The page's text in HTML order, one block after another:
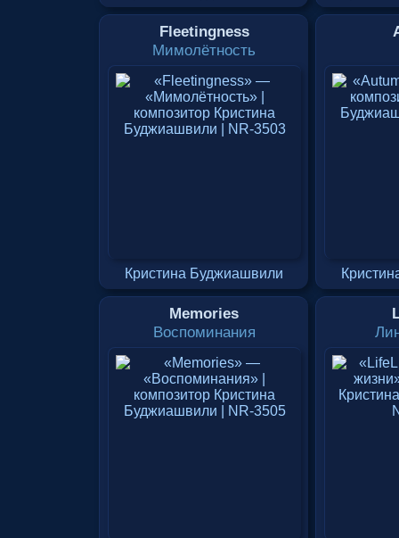
Fleetingness
Мимолётность
Кристина Буджиашвили
Memories
Воспоминания